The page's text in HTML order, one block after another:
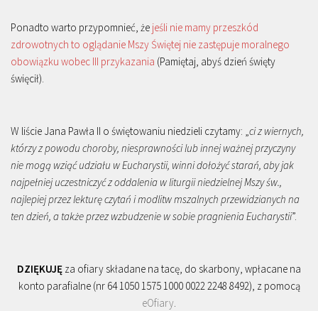
Ponadto warto przypomnieć, że jeśli nie mamy przeszkód
zdrowotnych to oglądanie Mszy Świętej nie zastępuje moralnego
obowiązku wobec III przykazania (Pamiętaj, abyś dzień święty
święcił).
W liście Jana Pawła II o świętowaniu niedzieli czytamy: „ci z wiernych,
którzy z powodu choroby, niesprawności lub innej ważnej przyczyny
nie mogą wziąć udziału w Eucharystii, winni dołożyć starań, aby jak
najpełniej uczestniczyć z oddalenia w liturgii niedzielnej Mszy św.,
najlepiej przez lekturę czytań i modlitw mszalnych przewidzianych na
ten dzień, a także przez wzbudzenie w sobie pragnienia Eucharystii”.
DZIĘKUJĘ za ofiary składane na tacę, do skarbony, wpłacane na
konto parafialne (nr 64 1050 1575 1000 0022 2248 8492), z pomocą
eOfiary.